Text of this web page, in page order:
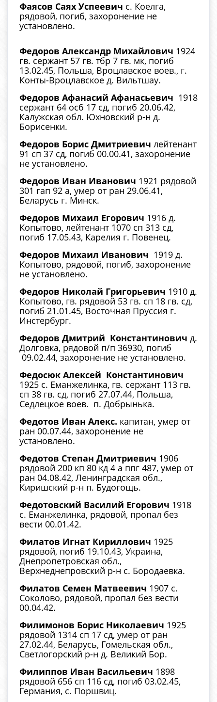
Фаясов Саях Успеевич с. Коелга,
рядовой, погиб, захоронение не
установлено.
Федоров Александр Михайлович 1924
гв. сержант 57 гв. тбр 7 гв. мк, погиб
13.02.45, Польша, Вроцлавское воев., г.
Конты-Вроцлавское д. Вильтшау.
Федоров Афанасий Афанасьевич 1918
сержант 64 осб 17 сд, погиб 20.06.42,
Калужская обл. Юхновский р-н д.
Борисенки.
Федоров Борис Дмитриевич лейтенант
91 сп 37 сд, погиб 00.00.41, захоронение
не установлено.
Федоров Иван Иванович 1921 рядовой
301 гап 92 а, умер от ран 29.06.41,
Беларусь г. Минск.
Федоров Михаил Егорович 1916 д.
Копытово, лейтенант 1070 сп 313 сд,
погиб 17.05.43, Карелия г. Повенец.
Федоров Михаил Иванович 1919 д.
Копытово, рядовой, погиб, захоронение
не установлено.
Федоров Николай Григорьевич 1910 д.
Копытово, гв. рядовой 53 гв. сп 18 гв. сд,
погиб 21.01.45, Восточная Пруссия г.
Инстербург.
Федоров Дмитрий Константинович д.
Долговка, рядовой п/п 36930, погиб
09.02.44, захоронение не установлено.
Федосюк Алексей Константинович
1925 с. Еманжелинка, гв. сержант 113 гв.
сп 38 гв. сд, погиб 27.07.44, Польша,
Седлецкое воев. п. Добрынька.
Федотов Иван Алекс. капитан, умер от
ран 00.07.44, захоронение не
установлено.
Федотов Степан Дмитриевич 1906
рядовой 200 кп 80 кд 4 а ппг 487, умер от
ран 04.08.42, Ленинградская обл.,
Киришский р-н п. Будогощь.
Федотовский Василий Егорович 1918
с. Еманжелинка, рядовой, пропал без
вести 00.01.42.
Филатов Игнат Кириллович 1925
рядовой, погиб 19.10.43, Украина,
Днепропетровская обл.,
Верхнеднепровский р-н с. Бородаевка.
Филатов Семен Матвеевич 1907 с.
Соколово, рядовой, пропал без вести
00.04.42.
Филимонов Борис Николаевич 1925
рядовой 1314 сп 17 сд, умер от ран
27.02.44, Беларусь, Гомельская обл.,
Светлогорский р-н д. Великий Бор.
Филиппов Иван Васильевич 1898
рядовой 656 сп 116 сд, погиб 03.02.45,
Германия, с. Поршвиц.